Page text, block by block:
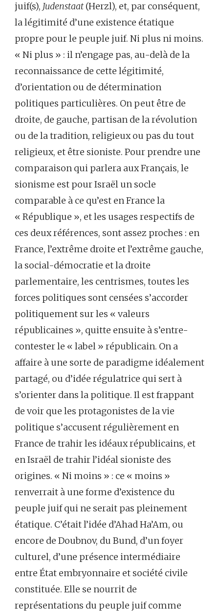
juif(s), Judenstaat (Herzl), et, par conséquent,
la légitimité d’une existence étatique
propre pour le peuple juif. Ni plus ni moins.
« Ni plus » : il n’engage pas, au-delà de la
reconnaissance de cette légitimité,
d’orientation ou de détermination
politiques particulières. On peut être de
droite, de gauche, partisan de la révolution
ou de la tradition, religieux ou pas du tout
religieux, et être sioniste. Pour prendre une
comparaison qui parlera aux Français, le
sionisme est pour Israël un socle
comparable à ce qu’est en France la
« République », et les usages respectifs de
ces deux références, sont assez proches : en
France, l’extrême droite et l’extrême gauche,
la social-démocratie et la droite
parlementaire, les centrismes, toutes les
forces politiques sont censées s’accorder
politiquement sur les « valeurs
républicaines », quitte ensuite à s’entre-
contester le « label » républicain. On a
affaire à une sorte de paradigme idéalement
partagé, ou d’idée régulatrice qui sert à
s’orienter dans la politique. Il est frappant
de voir que les protagonistes de la vie
politique s’accusent régulièrement en
France de trahir les idéaux républicains, et
en Israël de trahir l’idéal sioniste des
origines. « Ni moins » : ce « moins »
renverrait à une forme d’existence du
peuple juif qui ne serait pas pleinement
étatique. C’était l’idée d’Ahad Ha’Am, ou
encore de Doubnov, du Bund, d’un foyer
culturel, d’une présence intermédiaire
entre État embryonnaire et société civile
constituée. Elle se nourrit de
représentations du peuple juif comme